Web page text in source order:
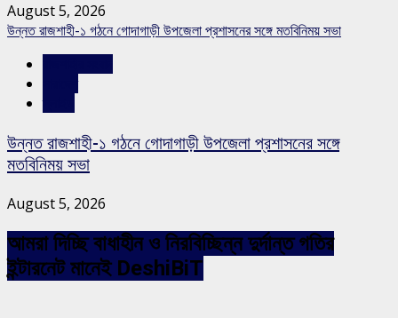
August 5, 2026
উন্নত রাজশাহী-১ গঠনে গোদাগাড়ী উপজেলা প্রশাসনের সঙ্গে মতবিনিময় সভা
উন্নত রাজশাহী-১ গঠনে গোদাগাড়ী উপজেলা প্রশাসনের সঙ্গে
মতবিনিময় সভা
August 5, 2026
আমরা দিচ্ছি বাধাহীন ও নিরবিচ্ছিন্ন দুর্দান্ত গতির
ইন্টারনেট মানেই DeshiBiT